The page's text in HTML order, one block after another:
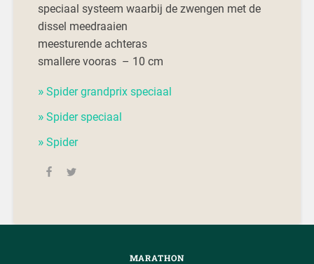
speciaal systeem waarbij de zwengen met de
dissel meedraaien
meesturende achteras
smallere vooras – 10 cm
Spider grandprix speciaal
Spider speciaal
Spider
MARATHON